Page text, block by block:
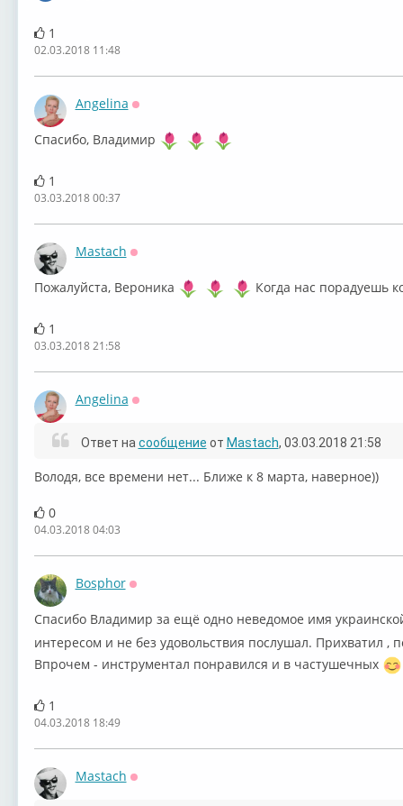
1
02.03.2018 11:48
Angelina
Спасибо, Владимир
1
03.03.2018 00:37
Mastach
Пожалуйста, Вероника
Когда нас порадуешь
1
03.03.2018 21:58
Angelina
Ответ на сообщение от Mastach, 03.03.2018 21:58
Володя, все времени нет... Ближе к 8 марта, наверное))
0
04.03.2018 04:03
Bosphor
Спасибо Владимир за ещё одно неведомое имя
интересом и не без удовольствия послушал. Прихватил ,
Впрочем - инструментал понравился и в частушечных
1
04.03.2018 18:49
Mastach